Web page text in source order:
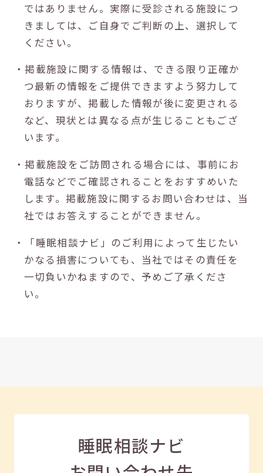
ではありません。実際に受診される施設につ
きましては、ご自身でご判断の上、選択して
ください。
・掲載施設に関する情報は、できる限り正確か
つ最新の情報をご提供できますよう努力して
おりますが、掲載した情報が後に変更される
など、現状とは異なる点が生じることもござ
います。
・掲載施設をご訪問される場合には、事前にお
電話などでご確認されることをおすすめいた
します。掲載施設に関するお問い合わせは、当
社ではお答えすることができません。
・「睡眠相談ナビ」のご利用によって生じたい
かなる損害についても、当社ではその責任を
一切負いかねますので、予めご了承くださ
い。
睡眠相談ナビ